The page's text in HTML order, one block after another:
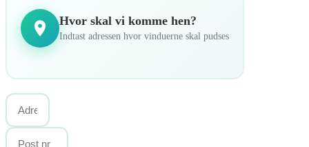
Hvor skal vi komme hen?
Indtast adressen hvor vinduerne skal pudses